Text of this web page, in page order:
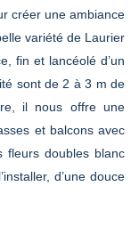
créer une ambiance
variété de Laurier
fin et lancéolé d’un
sont de 2 à 3 m de
il nous offre une
et balcons avec
fleurs doubles blanc
d’une douce